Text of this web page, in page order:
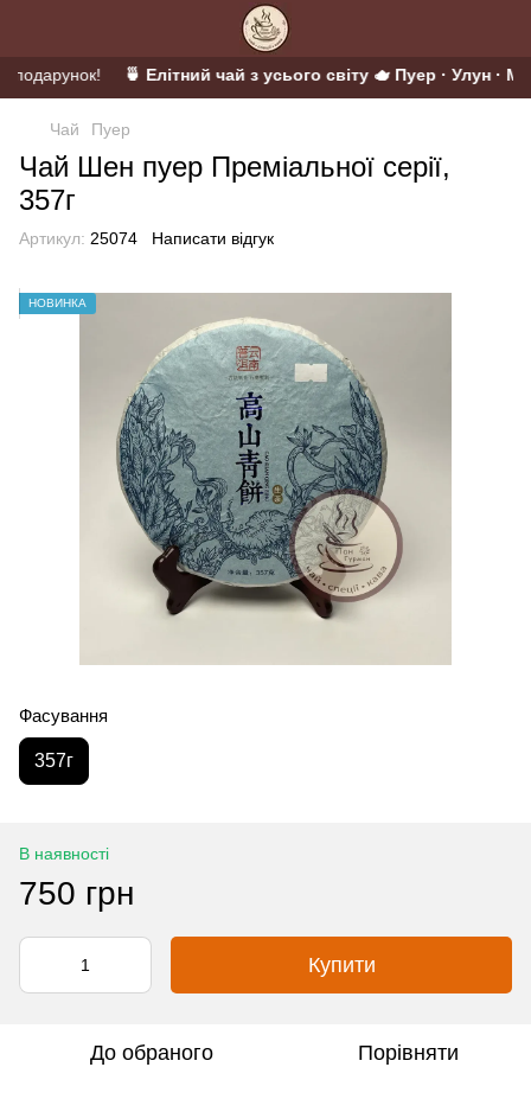
подарунок! 🍵 Елітний чай з усього світу 🫖 Пуер · Улун ·
Чай Пуер
Чай Шен пуер Преміальної серії,
357г
Артикул: 25074 Написати відгук
НОВИНКА
Фасування
357г
В наявності
750 грн
Купити
До обраного Порівняти